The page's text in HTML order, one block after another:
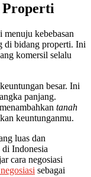
Properti
menuju kebebasan
di bidang properti. Ini
komersil selalu
besar. Ini
panjang.
tanah
keuntunganmu.
luas dan
Indonesia
cara negosiasi
sebagai